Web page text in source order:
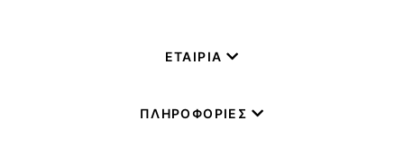
ΕΤΑΙΡΙΑ
ΠΛΗΡΟΦΟΡΙΕΣ